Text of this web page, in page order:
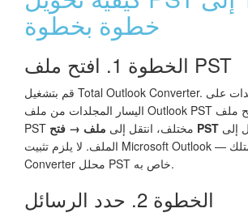
خطوة بخطوة
الخطوة 1. افتح ملف PST
قم بتشغيل Total Outlook Converter. تعرض شجرة المجلدات على
اليسار المجلدات من ملف Outlook PST الافتراضي. لفتح ملف
PST مختلف، انتقل إلى ملف → فتح PST
الملف. لا يلزم تثبيت Microsoft Outlook — يمتلك Total Outlook
Converter محلل PST خاص به.
الخطوة 2. حدد الرسائل